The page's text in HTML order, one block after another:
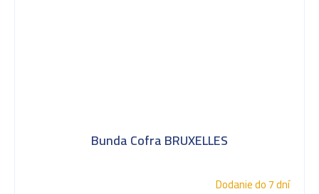
Bunda Cofra BRUXELLES
Dodanie do 7 dní